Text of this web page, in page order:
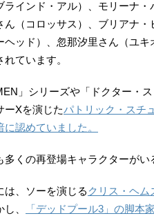
ラインド・アル）、モリーナ
ん（コロッサス）、ブリアナ
ヘッド）、忽那汐里さん（ユ
ています。
」シリーズや「ドクター・
ーXを演じたパトリック・スチ
に認めていました。
多くの再登場キャラクターがい
は、ソーを演じる クリス・ヘム
、 「デッドプール3」の脚本